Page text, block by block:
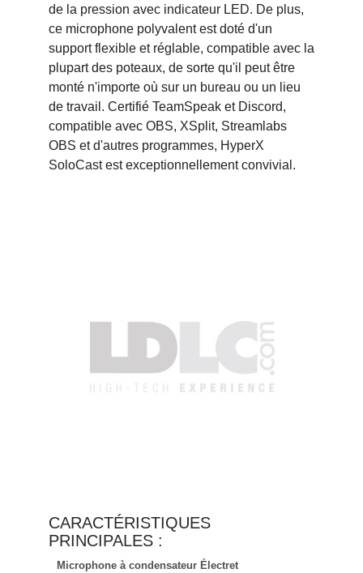
de la pression avec indicateur LED. De plus,
ce microphone polyvalent est doté d'un
support flexible et réglable, compatible avec la
plupart des poteaux, de sorte qu'il peut être
monté n'importe où sur un bureau ou un lieu
de travail. Certifié TeamSpeak et Discord,
compatible avec OBS, XSplit, Streamlabs
OBS et d'autres programmes, HyperX
SoloCast est exceptionnellement convivial.
CARACTÉRISTIQUES
PRINCIPALES :
Microphone à condensateur Électret